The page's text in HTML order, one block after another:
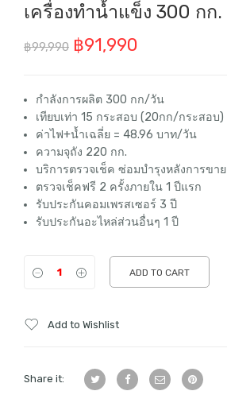
เครื่องทำน้ำแข็ง 300 กก.
฿99,990 Original
was:
฿99,990.
฿91,990
is:
฿91,990.
กำลังการผลิต 300 กก/วัน
เทียบเท่า 15 กระสอบ (20กก/กระสอบ)
ค่าไฟ+น้ำเฉลี่ย = 48.96 บาท/วัน
ความจุถัง 220 กก.
บริการตรวจเช็ค ซ่อมบำรุงหลังการขาย
ตรวจเช็คฟรี 2 ครั้งภายใน 1 ปีแรก
รับประกันคอมเพรสเซอร์ 3 ปี
รับประกันอะไหล่ส่วนอื่นๆ 1 ปี
ADD TO CART
Add to Wishlist
Share it: